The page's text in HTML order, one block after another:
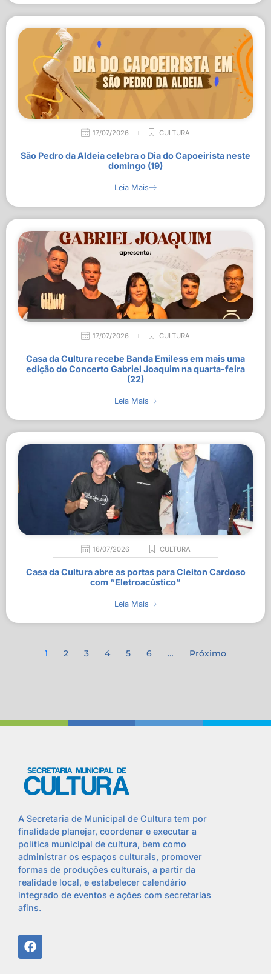
17/07/2026 CULTURA
São Pedro da Aldeia celebra o Dia do Capoeirista neste
domingo (19)
Leia Mais
17/07/2026 CULTURA
Casa da Cultura recebe Banda Emiless em mais uma
edição do Concerto Gabriel Joaquim na quarta-feira
(22)
Leia Mais
16/07/2026 CULTURA
Casa da Cultura abre as portas para Cleiton Cardoso
com “Eletroacústico”
Leia Mais
1 2 3 4 5 6 … Próximo
A Secretaria de Municipal de Cultura tem por
finalidade planejar, coordenar e executar a
política municipal de cultura, bem como
administrar os espaços culturais, promover
formas de produções culturais, a partir da
realidade local, e estabelecer calendário
integrado de eventos e ações com secretarias
afins.